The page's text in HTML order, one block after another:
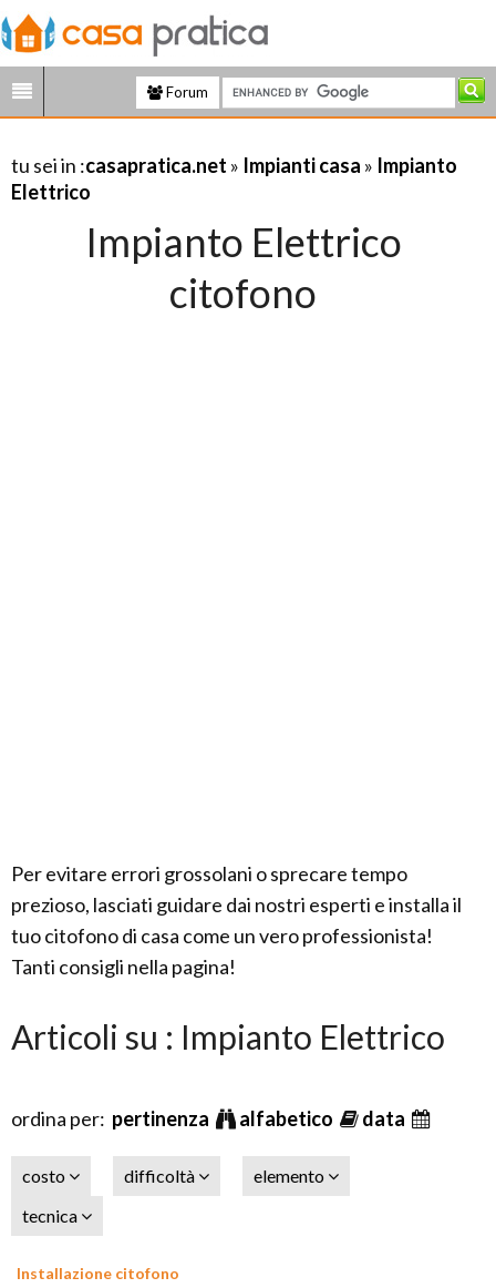
Forum
tu sei in :casapratica.net » Impianti casa » Impianto
Elettrico
Impianto Elettrico
citofono
Per evitare errori grossolani o sprecare tempo
prezioso, lasciati guidare dai nostri esperti e installa il
tuo citofono di casa come un vero professionista!
Tanti consigli nella pagina!
Articoli su : Impianto Elettrico
ordina per: pertinenza alfabetico data
costo difficoltà
elemento
tecnica
Installazione citofono